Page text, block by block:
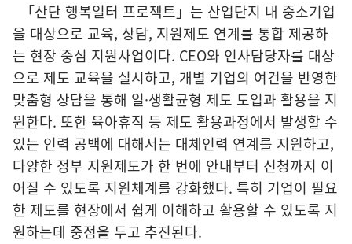
「산단 행복일터 프로젝트」는 산업단지 내 중소기업
을 대상으로 교육, 상담, 지원제도 연계를 통합 제공하
는 현장 중심 지원사업이다. CEO와 인사담당자를 대상
으로 제도 교육을 실시하고, 개별 기업의 여건을 반영한
맞춤형 상담을 통해 일·생활균형 제도 도입과 활용을 지
원한다. 또한 육아휴직 등 제도 활용과정에서 발생할 수
있는 인력 공백에 대해서는 대체인력 연계를 지원하고,
다양한 정부 지원제도가 한 번에 안내부터 신청까지 이
어질 수 있도록 지원체계를 강화했다. 특히 기업이 필요
한 제도를 현장에서 쉽게 이해하고 활용할 수 있도록 지
원하는데 중점을 두고 추진된다.